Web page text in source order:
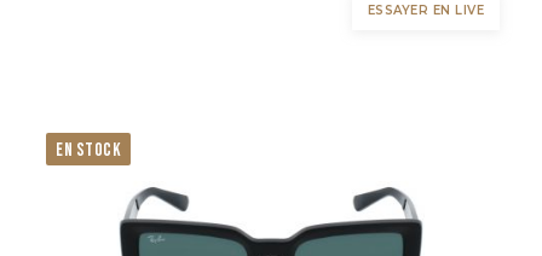
ESSAYER EN LIVE
EN STOCK